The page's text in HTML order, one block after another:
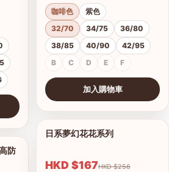
1/5
防
咖啡色
紫色
32/70
34/75
36/80
38/85
40/90
42/95
B
C D E F
加入購物車
查看圖片
日系夢幻花花系列
HKD $167 HKD $256